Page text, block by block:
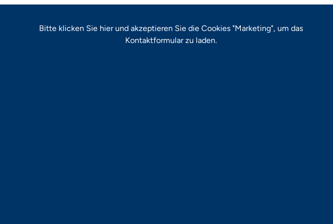
Bitte klicken Sie hierund akzeptieren Sie die Cookies "Marketing", um das
Kontaktformular zu laden.